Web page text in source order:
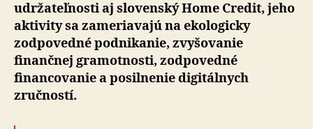
udržateľnosti aj slovenský Home Credit, jeho
aktivity sa zameriavajú na ekologicky
zodpovedné podnikanie, zvyšovanie
finančnej gramotnosti, zodpovedné
financovanie a posilnenie digitálnych
zručností.